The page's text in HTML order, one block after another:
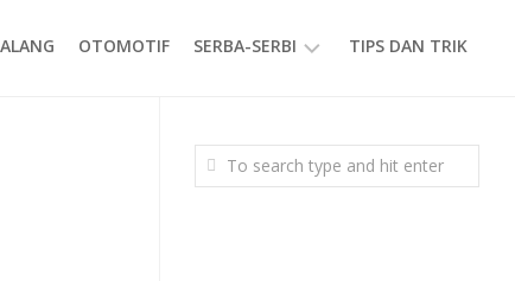
OTOMOTIF SERBA-SERBI
GAYA
HIDUP
TIPS DAN TRIK